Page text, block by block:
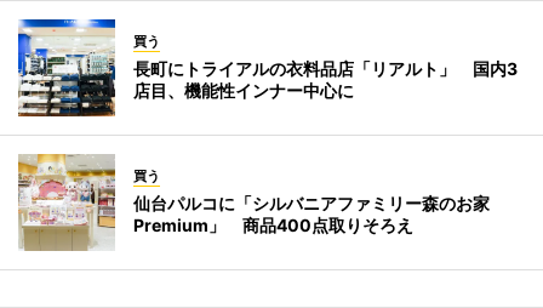
買う
長町にトライアルの衣料品店「リアルト」 国内3
店目、機能性インナー中心に
買う
仙台パルコに「シルバニアファミリー森のお家
Premium」 商品400点取りそろえ